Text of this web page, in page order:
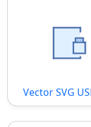
Vector SVG